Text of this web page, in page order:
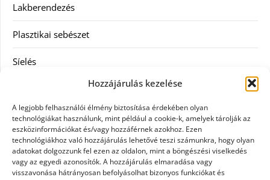
Hozzájárulás kezelése
A legjobb felhasználói élmény biztosítása érdekében olyan
technológiákat használunk, mint például a cookie-k, amelyek tárolják az
eszközinformációkat és/vagy hozzáférnek azokhoz. Ezen
technológiákhoz való hozzájárulás lehetővé teszi számunkra, hogy olyan
adatokat dolgozzunk fel ezen az oldalon, mint a böngészési viselkedés
vagy az egyedi azonosítók. A hozzájárulás elmaradása vagy
visszavonása hátrányosan befolyásolhat bizonyos funkciókat és
Lakberendezés
Plasztikai sebészet
Síelés
Táskák
Vásárlás
Webáruház